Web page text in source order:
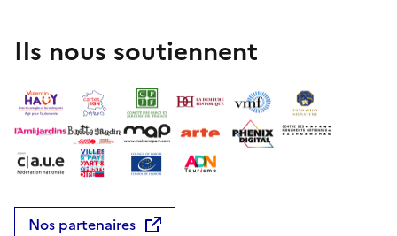
Ils nous soutiennent
Nos partenaires